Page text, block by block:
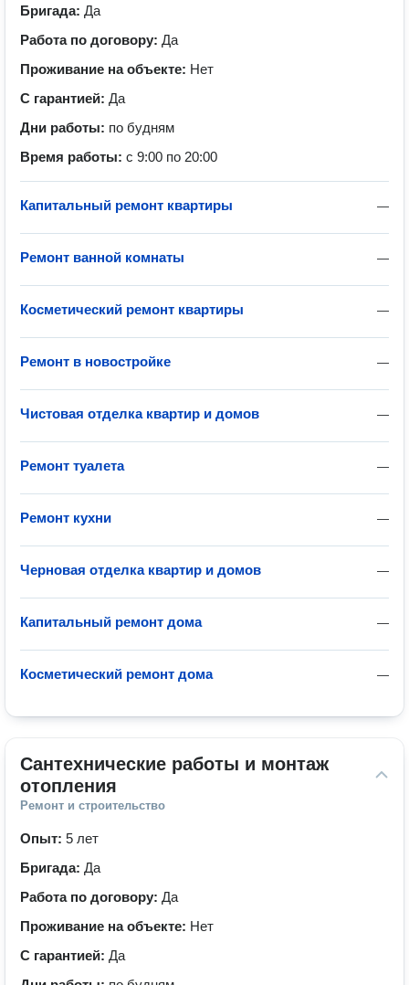
Бригада: Да
Работа по договору: Да
Проживание на объекте: Нет
С гарантией: Да
Дни работы: по будням
Время работы: с 9:00 по 20:00
—
Капитальный ремонт квартиры
—
Ремонт ванной комнаты
—
Косметический ремонт квартиры
—
Ремонт в новостройке
—
Чистовая отделка квартир и домов
—
Ремонт туалета
—
Ремонт кухни
—
Черновая отделка квартир и домов
—
Капитальный ремонт дома
—
Косметический ремонт дома
Сантехнические работы и монтаж
отопления
Ремонт и строительство
Опыт: 5 лет
Бригада: Да
Работа по договору: Да
Проживание на объекте: Нет
С гарантией: Да